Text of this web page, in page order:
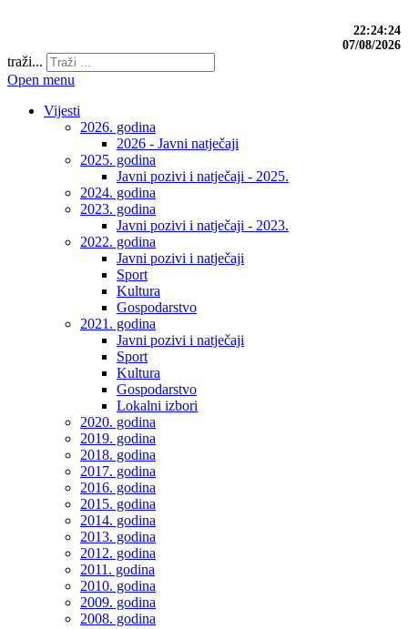
22:24:25
07/08/2026
traži...
Open menu
Vijesti
2026. godina
2026 - Javni natječaji
2025. godina
Javni pozivi i natječaji - 2025.
2024. godina
2023. godina
Javni pozivi i natječaji - 2023.
2022. godina
Javni pozivi i natječaji
Sport
Kultura
Gospodarstvo
2021. godina
Javni pozivi i natječaji
Sport
Kultura
Gospodarstvo
Lokalni izbori
2020. godina
2019. godina
2018. godina
2017. godina
2016. godina
2015. godina
2014. godina
2013. godina
2012. godina
2011. godina
2010. godina
2009. godina
2008. godina